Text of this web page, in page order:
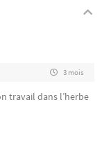
3 mois
travail dans l’herbe